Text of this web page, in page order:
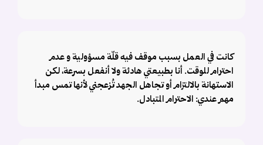
كانت في العمل بسبب موقف فيه قلّة مسؤولية و عدم
احترام للوقت. أنا بطبيعتي هادئة ولا أنفعل بسرعة، لكن
الاستهانة بالالتزام أو تجاهل الجهد تُزعجني لأنها تمس مبدأ
مهم عندي: الاحترام المتبادل.